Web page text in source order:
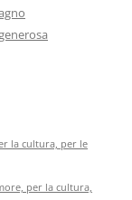
la cultura, per le
per la cultura,